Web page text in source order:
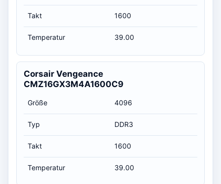
Takt 1600
Temperatur 39.00
Corsair Vengeance
CMZ16GX3M4A1600C9
Größe 4096
Typ DDR3
Takt 1600
Temperatur 39.00